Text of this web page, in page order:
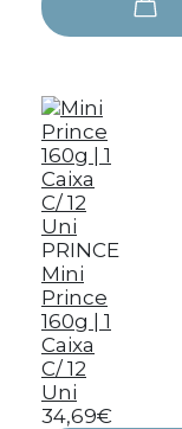
PRINCE
Mini
Prince
160g | 1
Caixa
C/ 12
Uni
34,69€